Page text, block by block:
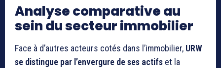
Analyse comparative au
sein du secteur immobilier
Face à d’autres acteurs cotés dans l’immobilier, URW
se distingue par l’envergure de ses actifs et la